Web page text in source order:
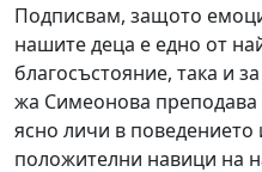
Подписвам, защото
нашите деца е едно от
благосъстояние, така и
жа Симеонова преподава
ясно личи в
положителни навици на